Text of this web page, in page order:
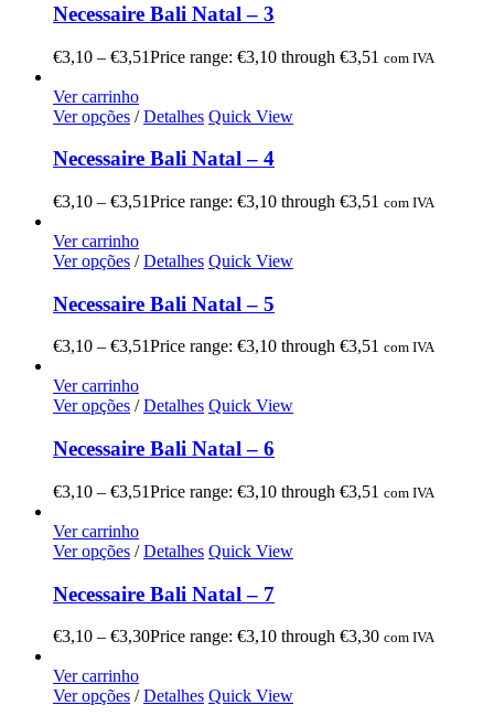
Necessaire Bali Natal – 3
€3,10 – €3,51Price range: €3,10 through €3,51 com IVA
Ver carrinho
Ver opções / Detalhes Quick View
Necessaire Bali Natal – 4
€3,10 – €3,51Price range: €3,10 through €3,51 com IVA
Ver carrinho
Ver opções / Detalhes Quick View
Necessaire Bali Natal – 5
€3,10 – €3,51Price range: €3,10 through €3,51 com IVA
Ver carrinho
Ver opções / Detalhes Quick View
Necessaire Bali Natal – 6
€3,10 – €3,51Price range: €3,10 through €3,51 com IVA
Ver carrinho
Ver opções / Detalhes Quick View
Necessaire Bali Natal – 7
€3,10 – €3,30Price range: €3,10 through €3,30 com IVA
Ver carrinho
Ver opções / Detalhes Quick View